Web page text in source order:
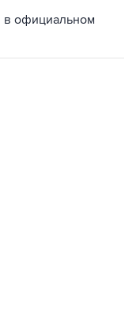
в официальном